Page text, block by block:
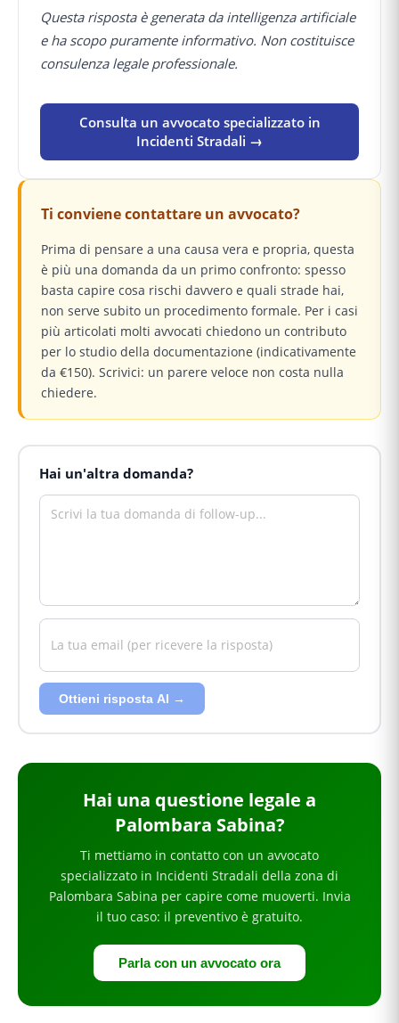
Questa risposta è generata da intelligenza artificiale
e ha scopo puramente informativo. Non costituisce
consulenza legale professionale.
Consulta un avvocato specializzato in
Incidenti Stradali →
Ti conviene contattare un avvocato?
Prima di pensare a una causa vera e propria, questa
è più una domanda da un primo confronto: spesso
basta capire cosa rischi davvero e quali strade hai,
non serve subito un procedimento formale. Per i casi
più articolati molti avvocati chiedono un contributo
per lo studio della documentazione (indicativamente
da €150). Scrivici: un parere veloce non costa nulla
chiedere.
Hai un'altra domanda?
Ottieni risposta AI →
Hai una questione legale a
Palombara Sabina?
Ti mettiamo in contatto con un avvocato
specializzato in Incidenti Stradali della zona di
Palombara Sabina per capire come muoverti. Invia
il tuo caso: il preventivo è gratuito.
Parla con un avvocato ora